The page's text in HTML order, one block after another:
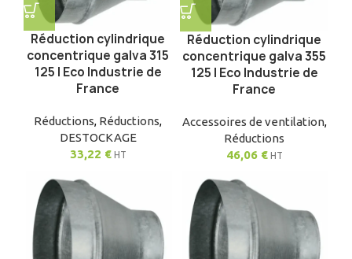
Réduction cylindrique
concentrique galva 315
125 | Eco Industrie de
France
Réductions, Réductions,
DESTOCKAGE
33,22 € HT
Réduction cylindrique
concentrique galva 355
125 | Eco Industrie de
France
Accessoires de ventilation,
Réductions
46,06 € HT